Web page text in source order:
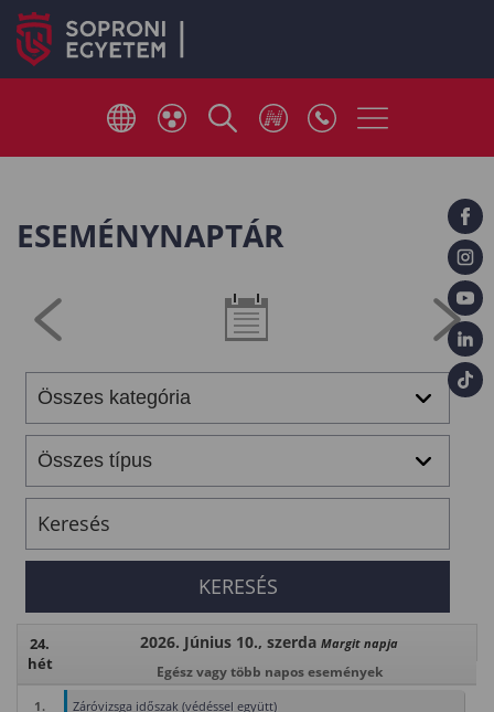
ESEMÉNYNAPTÁR
24.
hét
2026. Június 10., szerda Margit napja
Egész vagy több napos események
1.
Záróvizsga időszak (védéssel együtt)